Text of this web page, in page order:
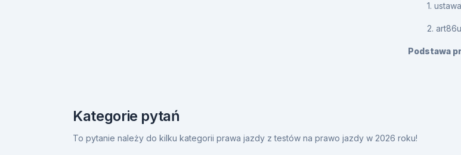
1.
2.
Podstawa
Kategorie pytań
To pytanie należy do kilku kategorii prawa jazdy z testów na prawo jazdy w 2026 roku!